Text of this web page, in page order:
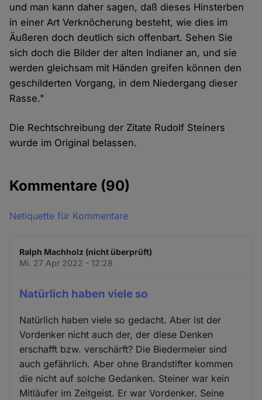
und man kann daher sagen, daß dieses Hinsterben
in einer Art Verknöcherung besteht, wie dies im
Äußeren doch deutlich sich offenbart. Sehen Sie
sich doch die Bilder der alten Indianer an, und sie
werden gleichsam mit Händen greifen können den
geschilderten Vorgang, in dem Niedergang dieser
Rasse."
Die Rechtschreibung der Zitate Rudolf Steiners
wurde im Original belassen.
Kommentare (90)
Netiquette für Kommentare
Ralph Machholz (nicht überprüft)
Mi. 27 Apr 2022 - 12:28
Natürlich haben viele so
Natürlich haben viele so gedacht. Aber ist der
Vordenker nicht auch der, der diese Denken
erschafft bzw. verschärft? Die Biedermeier sind
auch gefährlich. Aber ohne Brandstifter kommen
die nicht auf solche Gedanken. Steiner war kein
Mitläufer im Zeitgeist. Er war Vordenker. Seine